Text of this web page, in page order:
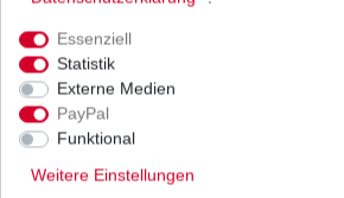
ABS
Honda SH 125 i DD
Honda SH 125 ANC
Mode CBS
Honda SH 125 ANC
Mode CBS
Essenziell
Statistik
Externe Medien
PayPal
Funktional
Weitere Einstellungen